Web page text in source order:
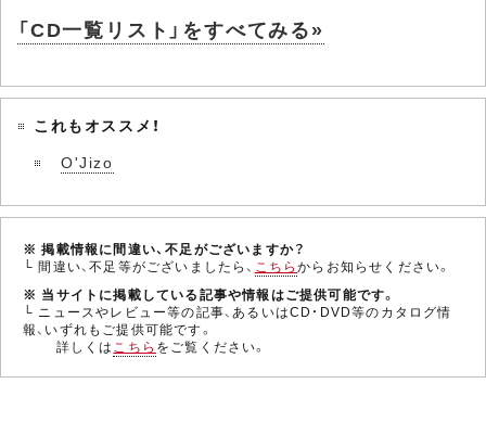
「CD一覧リスト」をすべてみる»
これもオススメ！
O'Jizo
※ 掲載情報に間違い、不足がございますか？
└ 間違い、不足等がございましたら、 こちらからお知らせください。
※ 当サイトに掲載している記事や情報はご提供可能です。
└ ニュースやレビュー等の記事、あるいはCD・DVD等のカタログ情
報、いずれもご提供可能です。
詳しくはこちら をご覧ください。